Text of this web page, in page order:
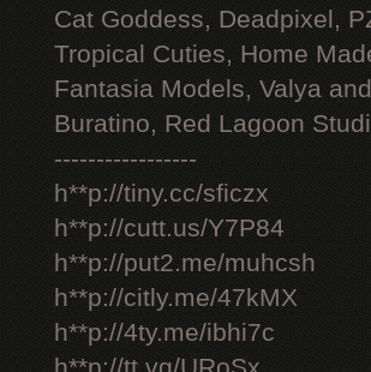
Cat Goddess, Deadpixel,
Tropical Cuties, Home
Fantasia Models, Valya
Buratino, Red Lagoon
-----------------
h**p://tiny.cc/sficzx
h**p://cutt.us/Y7P84
h**p://put2.me/muhcsh
h**p://citly.me/47kMX
h**p://4ty.me/ibhi7c